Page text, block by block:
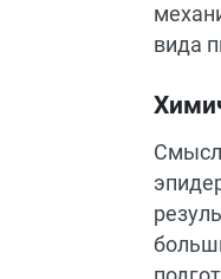
вида
Смысл